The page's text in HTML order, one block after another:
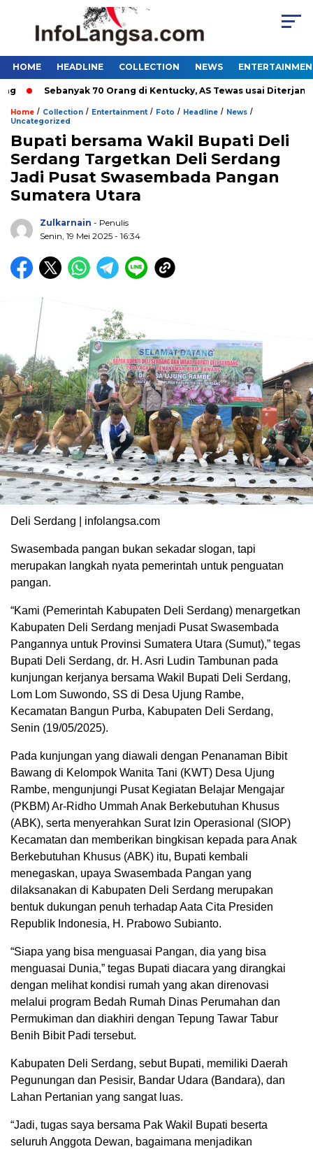
HOME HEADLINE COLLECTION NEWS
Sebanyak 70 Orang di Kentucky, AS Tewas usai Diterjang
Home / Collection / Entertainment/ Foto / Headline / News /
Uncategorized
Bupati bersama Wakil Bupati Deli
Serdang Targetkan Deli Serdang
Jadi Pusat Swasembada Pangan
Sumatera Utara
Zulkarnain - Penulis
Senin, 19 Mei 2025 - 16:34
Deli Serdang | infolangsa.com
Swasembada pangan bukan sekadar slogan, tapi
merupakan langkah nyata pemerintah untuk penguatan
pangan.
“Kami (Pemerintah Kabupaten Deli Serdang) menargetkan
Kabupaten Deli Serdang menjadi Pusat Swasembada
Pangannya untuk Provinsi Sumatera Utara (Sumut),” tegas
Bupati Deli Serdang, dr. H. Asri Ludin Tambunan pada
kunjungan kerjanya bersama Wakil Bupati Deli Serdang,
Lom Lom Suwondo, SS di Desa Ujung Rambe,
Kecamatan Bangun Purba, Kabupaten Deli Serdang,
Senin (19/05/2025).
Pada kunjungan yang diawali dengan Penanaman Bibit
Bawang di Kelompok Wanita Tani (KWT) Desa Ujung
Rambe, mengunjungi Pusat Kegiatan Belajar Mengajar
(PKBM) Ar-Ridho Ummah Anak Berkebutuhan Khusus
(ABK), serta menyerahkan Surat Izin Operasional (SIOP)
Kecamatan dan memberikan bingkisan kepada para Anak
Berkebutuhan Khusus (ABK) itu, Bupati kembali
menegaskan, upaya Swasembada Pangan yang
dilaksanakan di Kabupaten Deli Serdang merupakan
bentuk dukungan penuh terhadap Aata Cita Presiden
Republik Indonesia, H. Prabowo Subianto.
“Siapa yang bisa menguasai Pangan, dia yang bisa
menguasai Dunia,” tegas Bupati diacara yang dirangkai
dengan melihat kondisi rumah yang akan direnovasi
melalui program Bedah Rumah Dinas Perumahan dan
Permukiman dan diakhiri dengan Tepung Tawar Tabur
Benih Bibit Padi tersebut.
Kabupaten Deli Serdang, sebut Bupati, memiliki Daerah
Pegunungan dan Pesisir, Bandar Udara (Bandara), dan
Lahan Pertanian yang sangat luas.
“Jadi, tugas saya bersama Pak Wakil Bupati beserta
seluruh Anggota Dewan, bagaimana menjadikan